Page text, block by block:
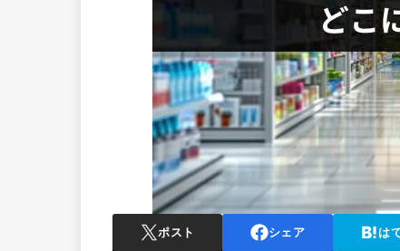
ポスト シェア は